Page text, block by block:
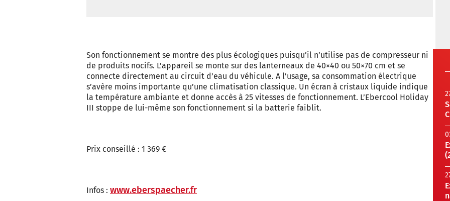
Son fonctionnement se montre des plus écologiques puisqu’il n’utilise pas de compresseur ni
de produits nocifs. L’appareil se monte sur des lanterneaux de 40×40 ou 50×70 cm et se
connecte directement au circuit d’eau du véhicule. A l’usage, sa consommation électrique
s’avère moins importante qu’une climatisation classique. Un écran à cristaux liquide indique
la température ambiante et donne accès à 25 vitesses de fonctionnement. L’Ebercool Holiday
III stoppe de lui-même son fonctionnement si la batterie faiblit.
Prix conseillé : 1 369 €
Infos : www.eberspaecher.fr